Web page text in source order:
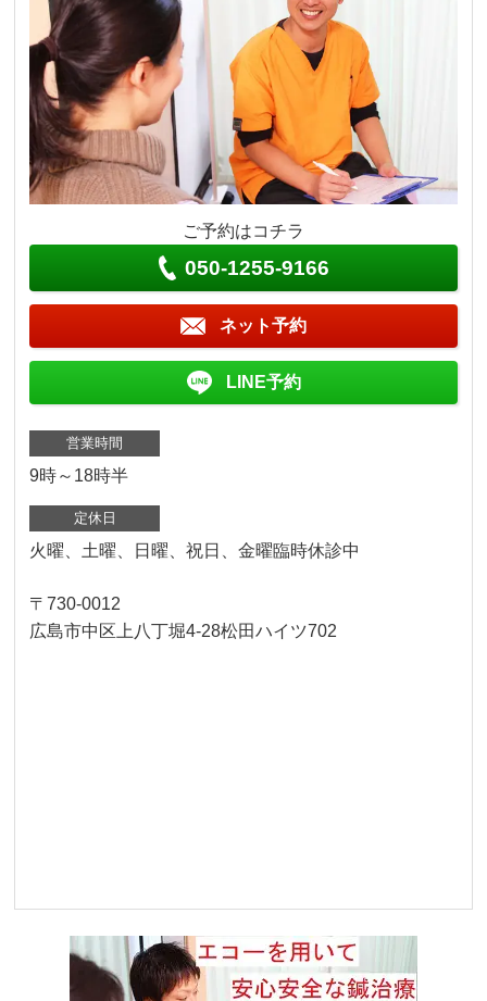
ご予約はコチラ
050-1255-9166
ネット予約
LINE予約
営業時間
9時～18時半
定休日
火曜、土曜、日曜、祝日、金曜臨時休診中
〒730-0012
広島市中区上八丁堀4-28松田ハイツ702